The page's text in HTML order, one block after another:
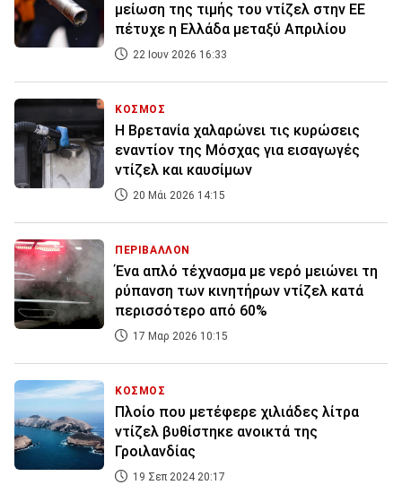
μείωση της τιμής του ντίζελ στην ΕΕ
πέτυχε η Ελλάδα μεταξύ Απριλίου
22 Ιουν 2026 16:33
ΚΟΣΜΟΣ
Η Βρετανία χαλαρώνει τις κυρώσεις
εναντίον της Μόσχας για εισαγωγές
ντίζελ και καυσίμων
20 Μάι 2026 14:15
ΠΕΡΙΒΑΛΛΟΝ
Ένα απλό τέχνασμα με νερό μειώνει τη
ρύπανση των κινητήρων ντίζελ κατά
περισσότερο από 60%
17 Μαρ 2026 10:15
ΚΟΣΜΟΣ
Πλοίο που μετέφερε χιλιάδες λίτρα
ντίζελ βυθίστηκε ανοικτά της
Γροιλανδίας
19 Σεπ 2024 20:17